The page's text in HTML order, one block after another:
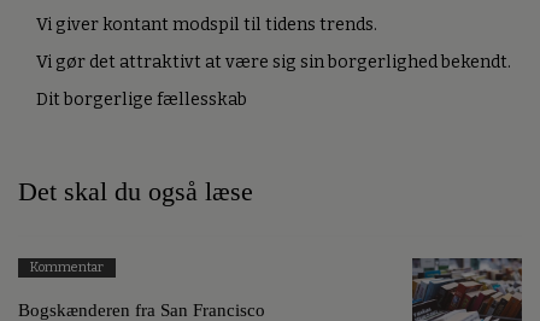
Vi giver kontant modspil til tidens trends.
Vi gør det attraktivt at være sig sin borgerlighed bekendt.
Dit borgerlige fællesskab
Det skal du også læse
Kommentar
Bogskænderen fra San Francisco